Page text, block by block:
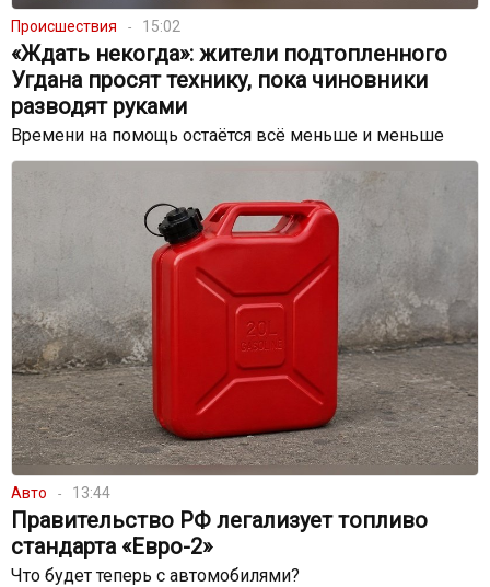
Происшествия 15:02
«Ждать некогда»: жители подтопленного
Угдана просят технику, пока чиновники
разводят руками
Времени на помощь остаётся всё меньше и меньше
Авто 13:44
Правительство РФ легализует топливо
стандарта «Евро-2»
Что будет теперь с автомобилями?